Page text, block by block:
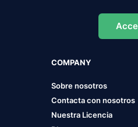
COMPANY
Sobre nosotros
Contacta con nosotros
Nuestra Licencia